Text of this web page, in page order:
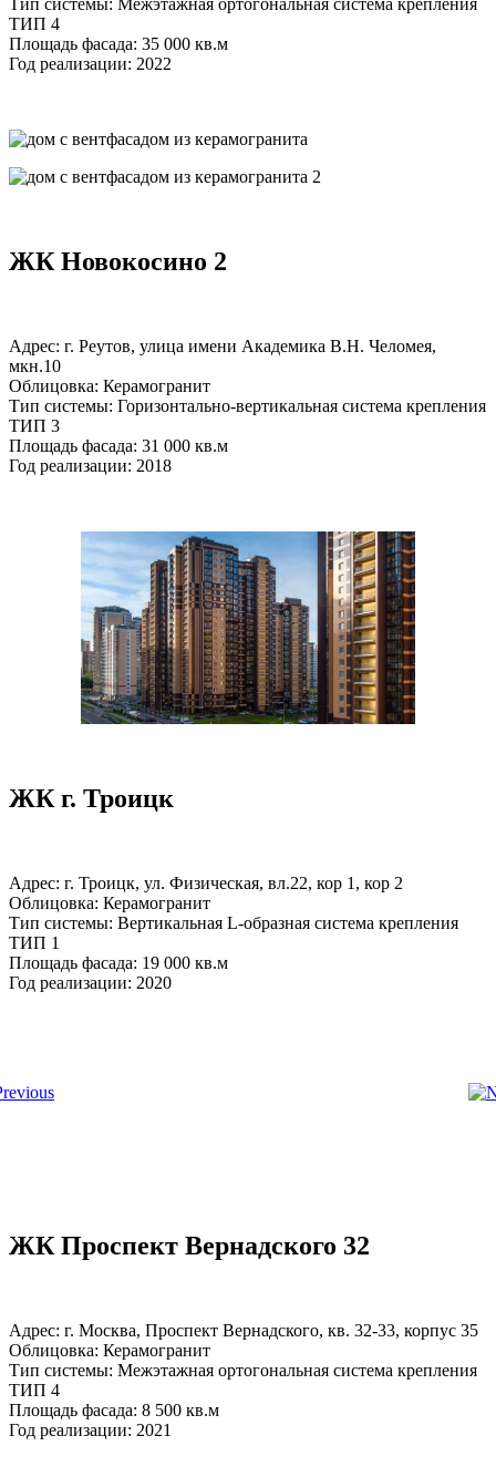
Тип системы: Межэтажная ортогональная система крепления
ТИП 4
Площадь фасада: 35 000 кв.м
Год реализации: 2022
ЖК Новокосино 2
Адрес: г. Реутов, улица имени Академика В.Н. Челомея,
мкн.10
Облицовка: Керамогранит
Тип системы: Горизонтально-вертикальная система крепления
ТИП 3
Площадь фасада: 31 000 кв.м
Год реализации: 2018
ЖК г. Троицк
Адрес: г. Троицк, ул. Физическая, вл.22, кор 1, кор 2
Облицовка: Керамогранит
Тип системы: Вертикальная L-образная система крепления
ТИП 1
Площадь фасада: 19 000 кв.м
Год реализации: 2020
ЖК Проспект Вернадского 32
Адрес: г. Москва, Проспект Вернадского, кв. 32-33, корпус 35
Облицовка: Керамогранит
Тип системы: Межэтажная ортогональная система крепления
ТИП 4
Площадь фасада: 8 500 кв.м
Год реализации: 2021